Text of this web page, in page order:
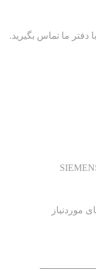
ما تماس بگیرید.
موردنیاز